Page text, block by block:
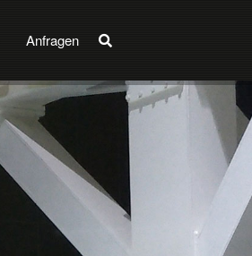
Anfragen